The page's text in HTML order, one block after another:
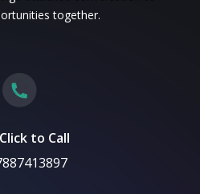
together.
to Call